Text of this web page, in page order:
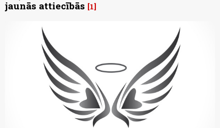
jaunās attiecībās 1